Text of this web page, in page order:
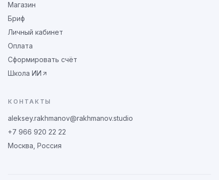
Магазин
Бриф
Личный кабинет
Оплата
Сформировать счёт
Школа ИИ
КОНТАКТЫ
aleksey.rakhmanov@rakhmanov.studio
+7 966 920 22 22
Москва, Россия